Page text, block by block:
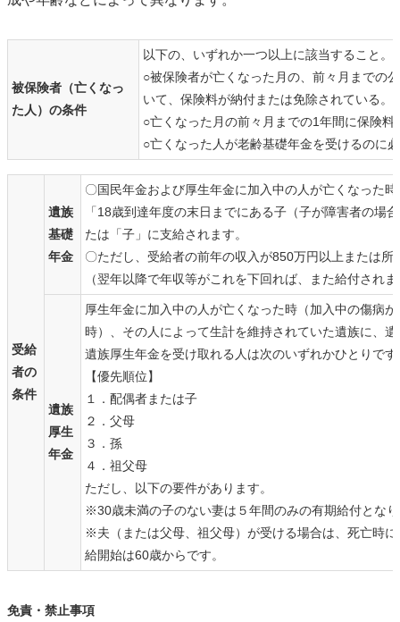
被保険者（亡くなっ
た人）の条件
以下の、いずれか一つ以上に該当すること。
○被保険者が亡くなった月の、前々月までの
いて、保険料が納付または免除されている。
○亡くなった月の前々月までの1年間に保険料
○亡くなった人が老齢基礎年金を受けるのに
受給
者の
条件
遺族
基礎
年金
〇国民年金および厚生年金に加入中の人が亡くなった
「18歳到達年度の末日までにある子（子が障害者の場
たは「子」に支給されます。
〇ただし、受給者の前年の収入が850万円以上または
（翌年以降で年収等がこれを下回れば、また給付され
遺族
厚生
年金
厚生年金に加入中の人が亡くなった時（加入中の傷病
時）、その人によって生計を維持されていた遺族に、
遺族厚生年金を受け取れる人は次のいずれかひとりです
【優先順位】
１．配偶者または子
２．父母
３．孫
４．祖父母
ただし、以下の要件があります。
※30歳未満の子のない妻は５年間のみの有期給付とな
※夫（または父母、祖父母）が受ける場合は、死亡時
給開始は60歳からです。
免責・禁止事項